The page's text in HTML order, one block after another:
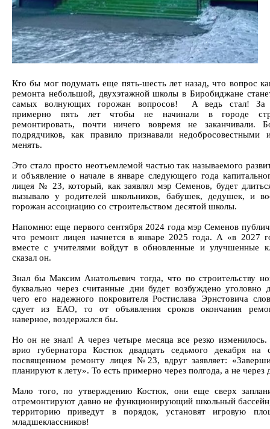
Кто бы мог подумать еще пять-шесть лет назад, что вопрос
ремонта небольшой, двухэтажной школы в Биробиджане
самых волнующих горожан вопросов! А ведь стал! За
примерно пять лет чтобы не начинали в городе
ремонтировать, почти ничего вовремя не заканчивали.
подрядчиков, как правило признавали недобросовестными
менять.
Это стало просто неотъемлемой частью так называемого
и объявление о начале в январе следующего года
лицея № 23, который, как заявлял мэр Семенов, будет
вызывало у родителей школьников, бабушек, дедушек, и
горожан ассоциацию со строительством десятой школы.
Напомню: еще первого сентября 2024 года мэр Семенов
что ремонт лицея начнется в январе 2025 года. А «в 2027
вместе с учителями войдут в обновленные и улучшенные
сказал он.
Знал бы Максим Анатольевич тогда, что по строительству
буквально через считанные дни будет возбуждено уголовно
чего его надежного покровителя Ростислава Эрнстовича
сдует из ЕАО, то от объявления сроков окончания
наверное, воздержался бы.
Но он не знал! А через четыре месяца все резко
врио губернатора Костюк двадцать седьмого декабря на
посвященном ремонту лицея №23, вдруг заявляет:
планируют к лету». То есть примерно через полгода, а не через
Мало того, по утверждению Костюк, они еще сверх
отремонтируют давно не функционирующий школьный
территорию приведут в порядок, установят игровую
младшеклассников!